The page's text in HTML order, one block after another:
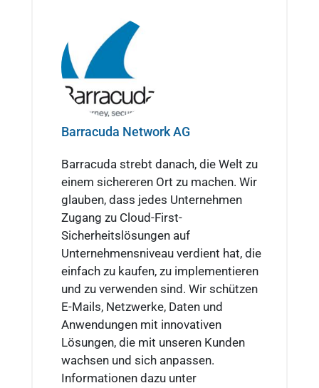
Barracuda Network AG
Barracuda strebt danach, die Welt zu
einem sichereren Ort zu machen. Wir
glauben, dass jedes Unternehmen
Zugang zu Cloud-First-
Sicherheitslösungen auf
Unternehmensniveau verdient hat, die
einfach zu kaufen, zu implementieren
und zu verwenden sind. Wir schützen
E-Mails, Netzwerke, Daten und
Anwendungen mit innovativen
Lösungen, die mit unseren Kunden
wachsen und sich anpassen.
Informationen dazu unter